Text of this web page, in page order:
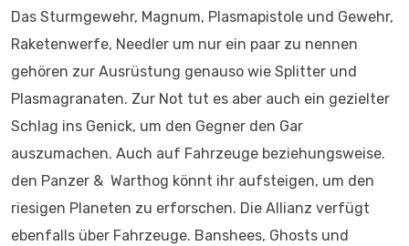
Das Sturmgewehr, Magnum, Plasmapistole und Gewehr,
Raketenwerfe, Needler um nur ein paar zu nennen
gehören zur Ausrüstung genauso wie Splitter und
Plasmagranaten. Zur Not tut es aber auch ein gezielter
Schlag ins Genick, um den Gegner den Gar
auszumachen. Auch auf Fahrzeuge beziehungsweise.
den Panzer & Warthog könnt ihr aufsteigen, um den
riesigen Planeten zu erforschen. Die Allianz verfügt
ebenfalls über Fahrzeuge. Banshees, Ghosts und